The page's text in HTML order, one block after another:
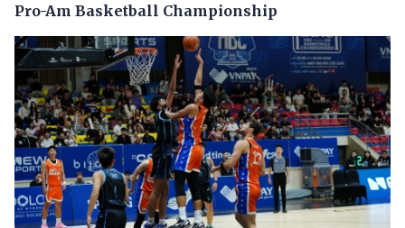
Pro-Am Basketball Championship